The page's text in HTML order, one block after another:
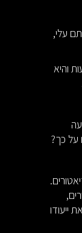
עלי,
והיא
כך?
ייעודו